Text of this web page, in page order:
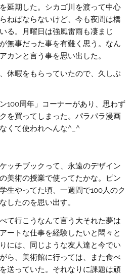
延期した。シカゴ川を渡って中心
ねばならないけど、今も夜間は橋
る。月曜日は強風雷雨も凄まじ
無事だった事を有難く思う。なん
カンと言う事を思い出した。
休暇をもらっていたので、久しぶ
100周年」コーナーがあり、思わず
を買ってしまった。パラパラ漫画
くて使われへんな^_^
ッチブックって、永遠のデザイン
美術の授業で使ってたかな。ピン
生やってた頃、一週間で100人のク
したのを思い出す。
て行こうなんて言う大それた夢は
ートな仕事を経験したいと悶々と
には、同じような友人達と今でい
ら、美術館に行っては、また食べ
送っていた。それなりに課題は頑